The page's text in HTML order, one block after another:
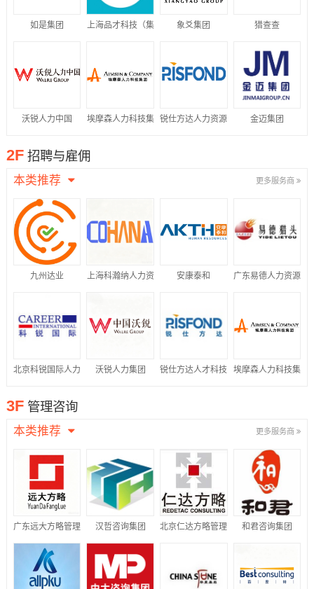
如是集团 上海品才科技（集 象爻集团 猎查查
沃锐人力中国 埃摩森人力科技集 锐仕方达人力资源 金迈集团
2F 招聘与雇佣
本类推荐 更多服务商
九州达业 上海科瀚纳人力资 安康泰和 广东易德人力资源
北京科锐国际人力 沃锐人力集团 锐仕方达人才科技 埃摩森人力科技集
3F 管理咨询
本类推荐 更多服务商
广东远大方略管理
咨询有限公司
汉哲咨询集团 北京仁达方略管理 和君咨询集团